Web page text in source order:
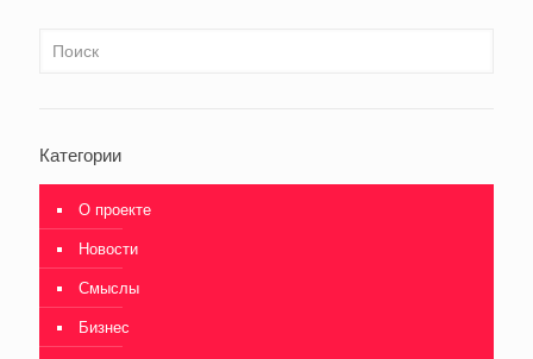
Категории
О проекте
Новости
Смыслы
Бизнес